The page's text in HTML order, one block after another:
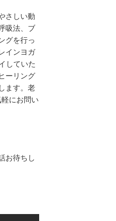
さしい動
吸法、ブ
グを行っ
インヨガ
していた
ーリング
ます。老
にお問い
待ちし